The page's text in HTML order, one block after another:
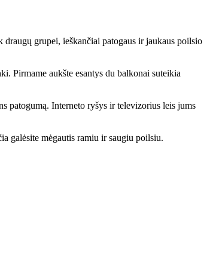
grupei, ieškančiai patogaus ir jaukaus poilsio
Pirmame aukšte esantys du balkonai suteikia
patogumą. Interneto ryšys ir televizorius leis jums
galėsite mėgautis ramiu ir saugiu poilsiu.